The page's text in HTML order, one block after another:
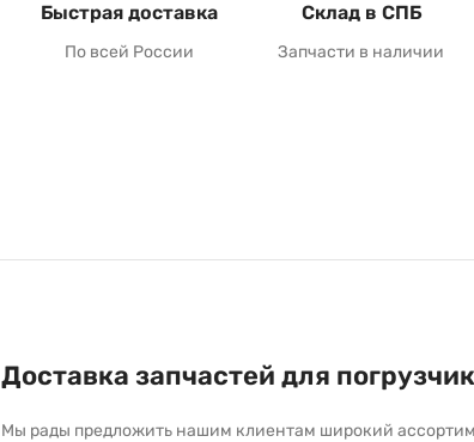
Быстрая доставка
По всей России
Склад в СПБ
Запчасти в наличии
Доставка запчастей для
Мы рады предложить нашим клиентам широкий